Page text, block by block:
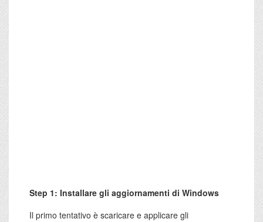
Step 1: Installare gli aggiornamenti di Windows
Il primo tentativo è scaricare e applicare gli